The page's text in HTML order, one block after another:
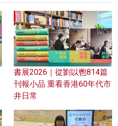
書展2026｜從劉以鬯814篇
刊報小品 重看香港60年代市
井日常